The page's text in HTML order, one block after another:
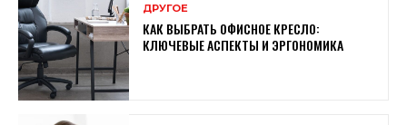
ДРУГОЕ
КАК ВЫБРАТЬ ОФИСНОЕ КРЕСЛО:
КЛЮЧЕВЫЕ АСПЕКТЫ И ЭРГОНОМИКА